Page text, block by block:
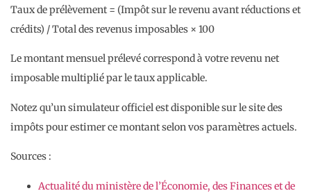
Taux de prélèvement = (Impôt sur le revenu avant réductions et
crédits) / Total des revenus imposables × 100
Le montant mensuel prélevé correspond à votre revenu net
imposable multiplié par le taux applicable.
Notez qu’un simulateur officiel est disponible sur le site des
impôts pour estimer ce montant selon vos paramètres actuels.
Sources :
Actualité du ministère de l’Économie, des Finances et de